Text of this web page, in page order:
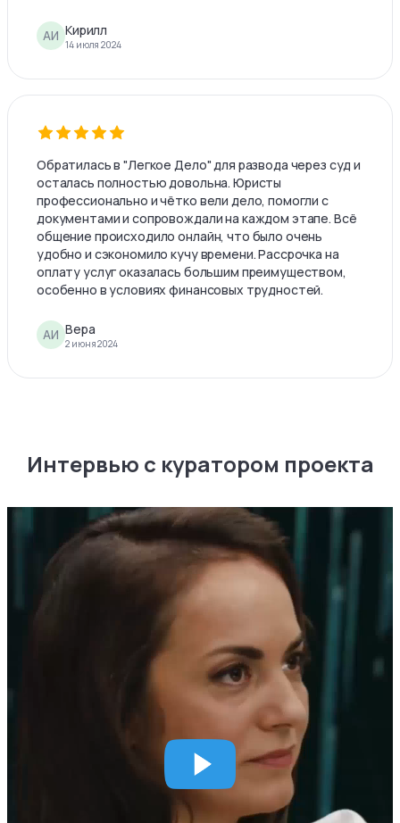
АИ Кирилл
14 июля 2024
Обратилась в "Легкое Дело" для развода через суд и
осталась полностью довольна. Юристы
профессионально и чётко вели дело, помогли с
документами и сопровождали на каждом этапе. Всё
общение происходило онлайн, что было очень
удобно и сэкономило кучу времени. Рассрочка на
оплату услуг оказалась большим преимуществом,
особенно в условиях финансовых трудностей.
АИ Вера
2 июня 2024
Интервью с куратором проекта